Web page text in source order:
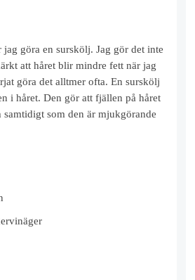
göra en surskölj. Jag gör det inte
att håret blir mindre fett när jag
göra det alltmer ofta. En surskölj
i håret. Den gör att fjällen på håret
samtidigt som den är mjukgörande